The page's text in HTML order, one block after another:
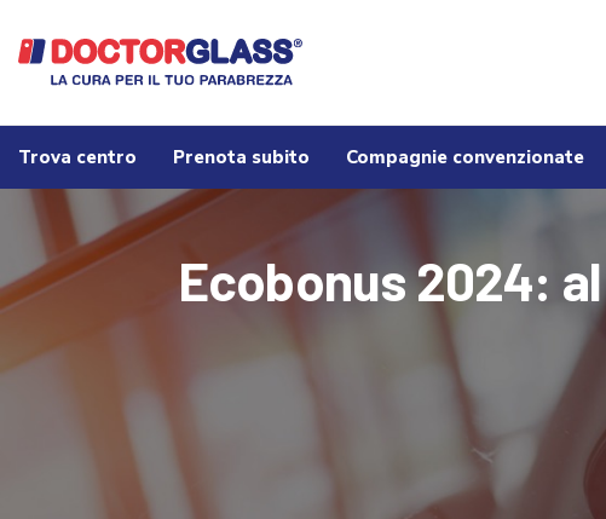
Trova centro Prenota subito Compagnie convenzionate
Ecobonus 2024: